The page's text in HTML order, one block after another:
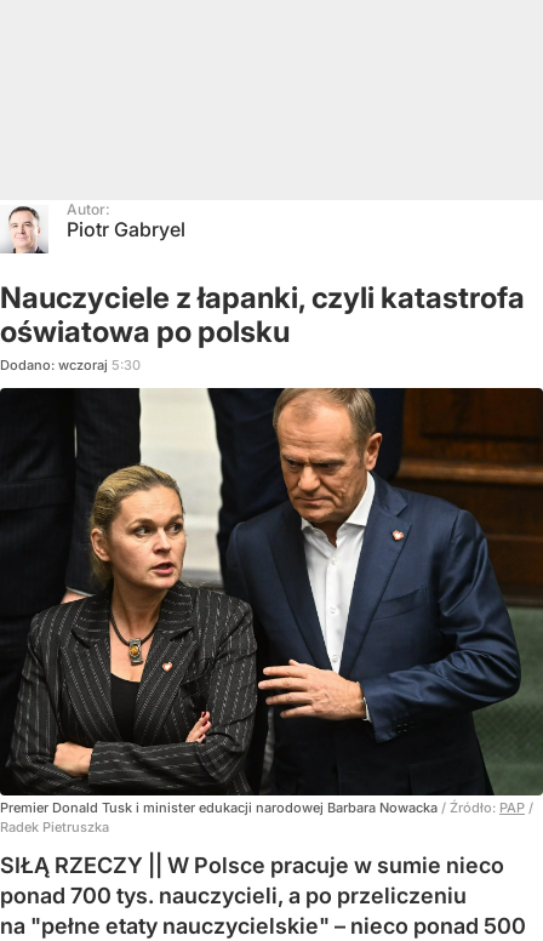
Autor:
Piotr Gabryel
Nauczyciele z łapanki, czyli katastrofa
oświatowa po polsku
Dodano: wczoraj 5:30
Premier Donald Tusk i minister edukacji narodowej Barbara Nowacka / Źródło: PAP /
Radek Pietruszka
SIŁĄ RZECZY || W Polsce pracuje w sumie nieco
ponad 700 tys. nauczycieli, a po przeliczeniu
na "pełne etaty nauczycielskie" – nieco ponad 500